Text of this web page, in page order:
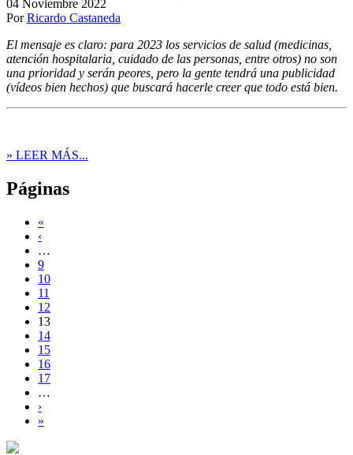
04 Noviembre 2022
PorRicardo Castaneda
El mensaje es claro: para 2023 los servicios de salud (medicinas,
atención hospitalaria, cuidado de las personas, entre otros) no son
una prioridad y serán peores, pero la gente tendrá una publicidad
(vídeos bien hechos) que buscará hacerle creer que todo está bien.
» LEER MÁS...
Páginas
«
‹
…
9
10
11
12
13
14
15
16
17
…
›
»